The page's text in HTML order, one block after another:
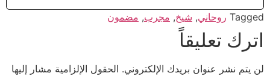
Tagged روحاني, شيخ, مجرب, مضمون
اترك تعليقاً
لن يتم نشر عنوان بريدك الإلكتروني. الحقول الإلزامية مشار إليها